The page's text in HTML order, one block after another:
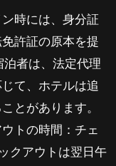
時には、身分証
許証の原本を提
者は、法定代理
て、ホテルは追
とがあります。
トの時間：チェ
クアウトは翌日午